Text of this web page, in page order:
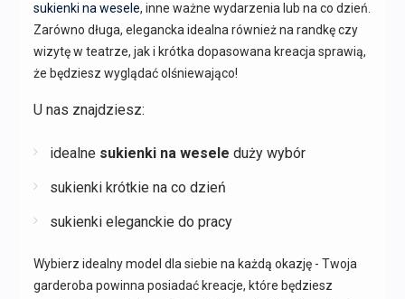
sukienki na wesele, inne ważne wydarzenia lub na co dzień.
Zarówno długa, elegancka idealna również na randkę czy
wizytę w teatrze, jak i krótka dopasowana kreacja sprawią,
że będziesz wyglądać olśniewająco!
U nas znajdziesz:
idealne sukienki na wesele duży wybór
sukienki krótkie na co dzień
sukienki eleganckie do pracy
Wybierz idealny model dla siebie na każdą okazję - Twoja
garderoba powinna posiadać kreacje, które będziesz